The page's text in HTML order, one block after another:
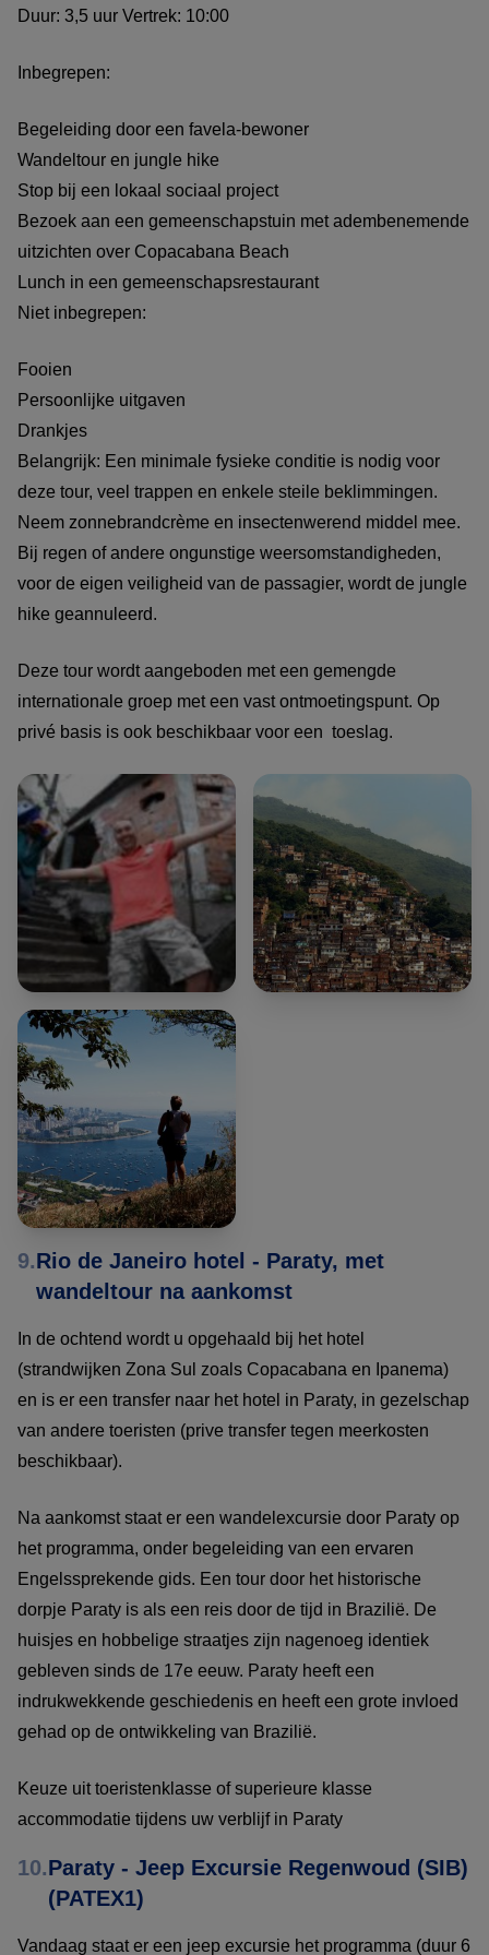
Duur: 3,5 uur Vertrek: 10:00
Inbegrepen:
Begeleiding door een favela-bewoner
Wandeltour en jungle hike
Stop bij een lokaal sociaal project
Bezoek aan een gemeenschapstuin met adembenemende
uitzichten over Copacabana Beach
Lunch in een gemeenschapsrestaurant
Niet inbegrepen:
Fooien
Persoonlijke uitgaven
Drankjes
Belangrijk: Een minimale fysieke conditie is nodig voor
deze tour, veel trappen en enkele steile beklimmingen.
Neem zonnebrandcrème en insectenwerend middel mee.
Bij regen of andere ongunstige weersomstandigheden,
voor de eigen veiligheid van de passagier, wordt de jungle
hike geannuleerd.
Deze tour wordt aangeboden met een gemengde
internationale groep met een vast ontmoetingspunt. Op
privé basis is ook beschikbaar voor een toeslag.
9.Rio de Janeiro hotel - Paraty, met
wandeltour na aankomst
In de ochtend wordt u opgehaald bij het hotel
(strandwijken Zona Sul zoals Copacabana en Ipanema)
en is er een transfer naar het hotel in Paraty, in gezelschap
van andere toeristen (prive transfer tegen meerkosten
beschikbaar).
Na aankomst staat er een wandelexcursie door Paraty op
het programma, onder begeleiding van een ervaren
Engelssprekende gids. Een tour door het historische
dorpje Paraty is als een reis door de tijd in Brazilië. De
huisjes en hobbelige straatjes zijn nagenoeg identiek
gebleven sinds de 17e eeuw. Paraty heeft een
indrukwekkende geschiedenis en heeft een grote invloed
gehad op de ontwikkeling van Brazilië.
Keuze uit toeristenklasse of superieure klasse
accommodatie tijdens uw verblijf in Paraty
10.Paraty - Jeep Excursie Regenwoud (SIB)
(PATEX1)
Vandaag staat er een jeep excursie het programma (duur 6